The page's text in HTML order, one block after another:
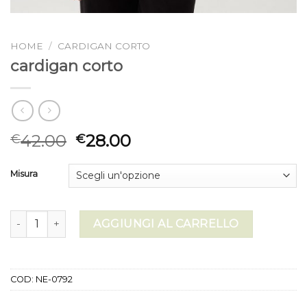
HOME / CARDIGAN CORTO
cardigan corto
€42.00 €28.00
Misura
cardigan corto quantitàAGGIUNGI AL CARRELLO
COD: NE-0792